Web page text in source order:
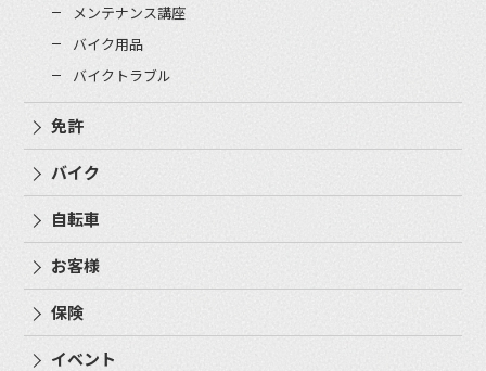
メンテナンス講座
バイク用品
バイクトラブル
免許
バイク
自転車
お客様
保険
イベント